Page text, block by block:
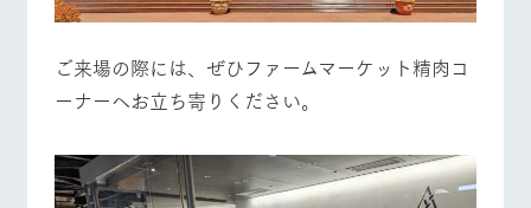
ご来場の際には、ぜひファームマーケット精肉コ
ーナーへお立ち寄りください。